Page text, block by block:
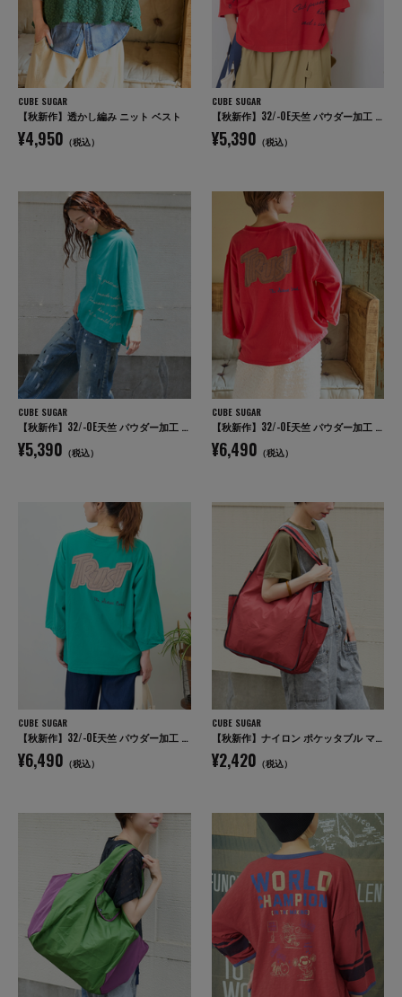
CUBE SUGAR
【秋新作】透かし編み ニット ベスト
¥4,950 （税込）
CUBE SUGAR
【秋新作】32/-OE天竺 パウダー加工 5分袖 ドルマン Tシャツ
¥5,390 （税込）
CUBE SUGAR
【秋新作】32/-OE天竺 パウダー加工 5分袖 ドルマン Tシャツ
¥5,390 （税込）
CUBE SUGAR
【秋新作】32/-OE天竺 パウダー加工 パッチロゴ 刺繍 Tシャツ
¥6,490 （税込）
CUBE SUGAR
【秋新作】32/-OE天竺 パウダー加工 パッチロゴ 刺繍 Tシャツ
¥6,490 （税込）
CUBE SUGAR
【秋新作】ナイロン ポケッタブル マルシェ バッグ
¥2,420 （税込）